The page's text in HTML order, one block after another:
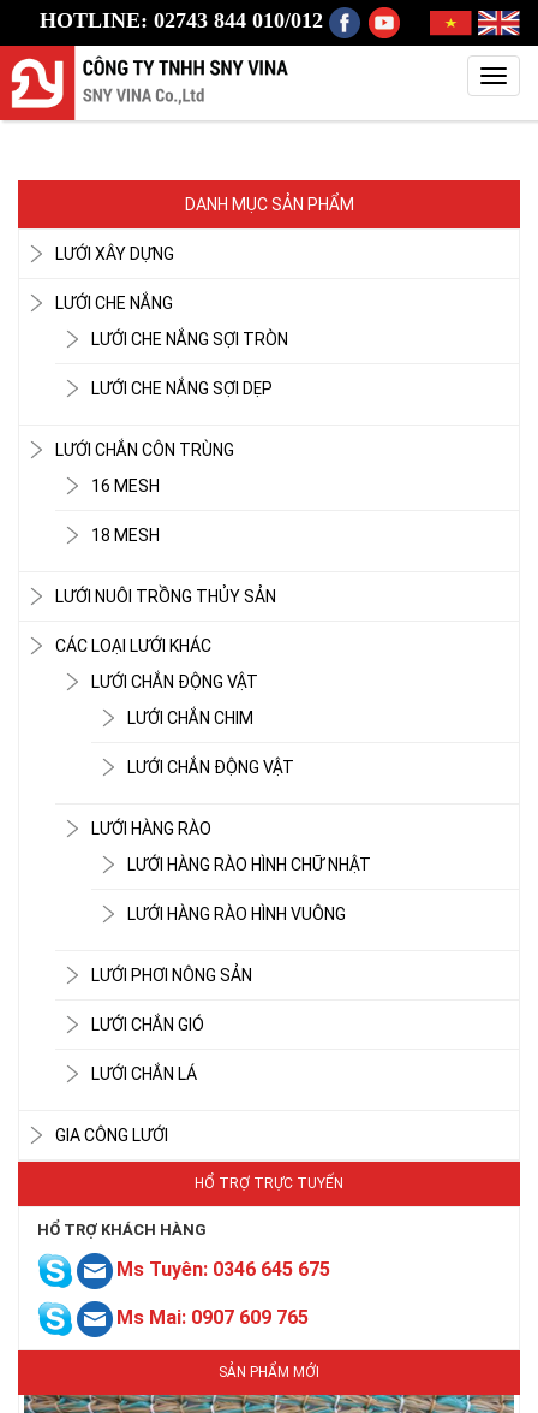
HOTLINE: 02743 844 010/012
DANH MỤC SẢN PHẨM
LƯỚI XÂY DỰNG
LƯỚI CHE NẮNG
LƯỚI CHE NẮNG SỢI TRÒN
LƯỚI CHE NẮNG SỢI DẸP
LƯỚI CHẮN CÔN TRÙNG
16 MESH
18 MESH
LƯỚI NUÔI TRỒNG THỦY SẢN
CÁC LOẠI LƯỚI KHÁC
LƯỚI CHẮN ĐỘNG VẬT
LƯỚI CHẮN CHIM
LƯỚI CHẮN ĐỘNG VẬT
LƯỚI HÀNG RÀO
LƯỚI HÀNG RÀO HÌNH CHỮ NHẬT
LƯỚI HÀNG RÀO HÌNH VUÔNG
LƯỚI PHƠI NÔNG SẢN
LƯỚI CHẮN GIÓ
LƯỚI CHẮN LÁ
GIA CÔNG LƯỚI
HỔ TRỢ TRỰC TUYẾN
HỔ TRỢ KHÁCH HÀNG
Ms Tuyên: 0346 645 675
Ms Mai: 0907 609 765
SẢN PHẨM MỚI
LƯỚI CHE NẮNG